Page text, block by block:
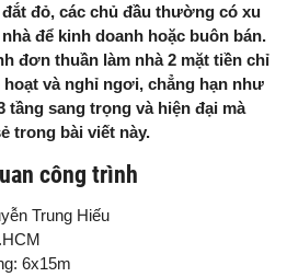
đỏ, các chủ đầu thường có xu
để kinh doanh hoặc buôn bán.
đơn thuần làm nhà 2 mặt tiền chỉ
và nghỉ ngơi, chẳng hạn như
tầng sang trọng và hiện đại mà
trong bài viết này.
công trình
Trung Hiếu
6x15m